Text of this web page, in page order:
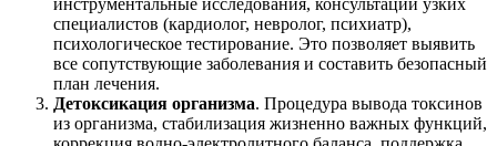
специалистов (кардиолог, невролог, психиатр),
психологическое тестирование. Это позволяет выявить
все сопутствующие заболевания и составить безопасный
план лечения.
Детоксикация организма. Процедура вывода токсинов
из организма, стабилизация жизненно важных функций,